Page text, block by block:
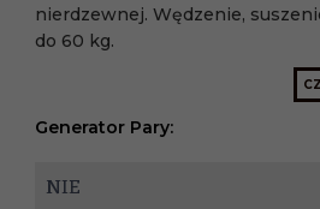
nierdzewnej. Wędzenie,
do 60 kg.
Generator Pary:
NIE